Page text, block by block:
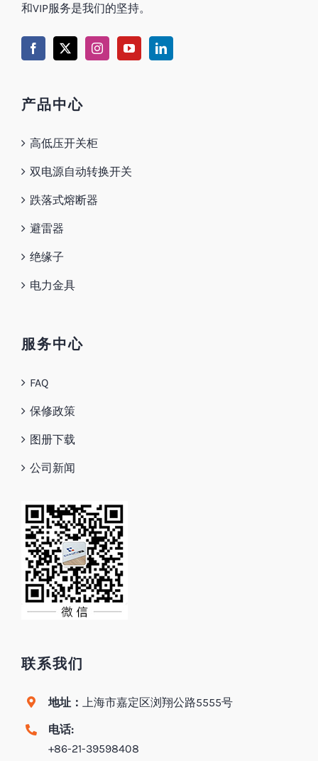
和VIP服务是我们的坚持。
产品中心
高低压开关柜
双电源自动转换开关
跌落式熔断器
避雷器
绝缘子
电力金具
服务中心
FAQ
保修政策
图册下载
公司新闻
联系我们
地址：上海市嘉定区浏翔公路5555号
电话:
+86-21-39598408